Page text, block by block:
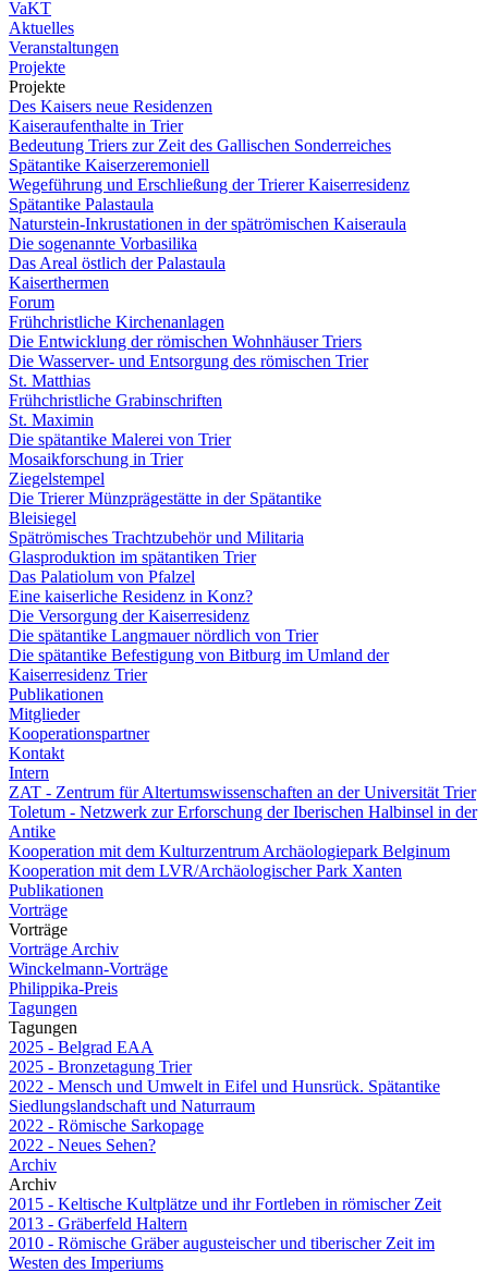
VaKT
Aktuelles
Veranstaltungen
Projekte
Projekte
Des Kaisers neue Residenzen
Kaiseraufenthalte in Trier
Bedeutung Triers zur Zeit des Gallischen Sonderreiches
Spätantike Kaiserzeremoniell
Wegeführung und Erschließung der Trierer Kaiserresidenz
Spätantike Palastaula
Naturstein-Inkrustationen in der spätrömischen Kaiseraula
Die sogenannte Vorbasilika
Das Areal östlich der Palastaula
Kaiserthermen
Forum
Frühchristliche Kirchenanlagen
Die Entwicklung der römischen Wohnhäuser Triers
Die Wasserver- und Entsorgung des römischen Trier
St. Matthias
Frühchristliche Grabinschriften
St. Maximin
Die spätantike Malerei von Trier
Mosaikforschung in Trier
Ziegelstempel
Die Trierer Münzprägestätte in der Spätantike
Bleisiegel
Spätrömisches Trachtzubehör und Militaria
Glasproduktion im spätantiken Trier
Das Palatiolum von Pfalzel
Eine kaiserliche Residenz in Konz?
Die Versorgung der Kaiserresidenz
Die spätantike Langmauer nördlich von Trier
Die spätantike Befestigung von Bitburg im Umland der
Kaiserresidenz Trier
Publikationen
Mitglieder
Kooperationspartner
Kontakt
Intern
ZAT - Zentrum für Altertumswissenschaften an der Universität Trier
Toletum - Netzwerk zur Erforschung der Iberischen Halbinsel in der
Antike
Kooperation mit dem Kulturzentrum Archäologiepark Belginum
Kooperation mit dem LVR/Archäologischer Park Xanten
Publikationen
Vorträge
Vorträge
Vorträge Archiv
Winckelmann-Vorträge
Philippika-Preis
Tagungen
Tagungen
2025 - Belgrad EAA
2025 - Bronzetagung Trier
2022 - Mensch und Umwelt in Eifel und Hunsrück. Spätantike
Siedlungslandschaft und Naturraum
2022 - Römische Sarkopage
2022 - Neues Sehen?
Archiv
Archiv
2015 - Keltische Kultplätze und ihr Fortleben in römischer Zeit
2013 - Gräberfeld Haltern
2010 - Römische Gräber augusteischer und tiberischer Zeit im
Westen des Imperiums